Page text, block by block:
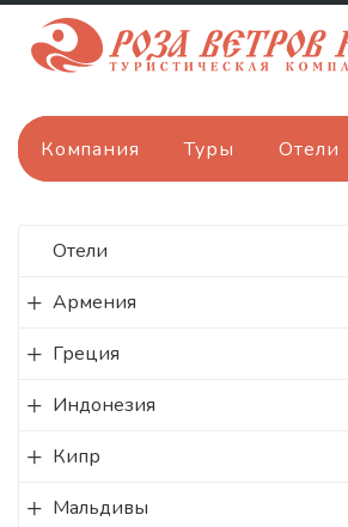
Компания Туры Отели
Отели
Армения
Греция
Индонезия
Кипр
Мальдивы